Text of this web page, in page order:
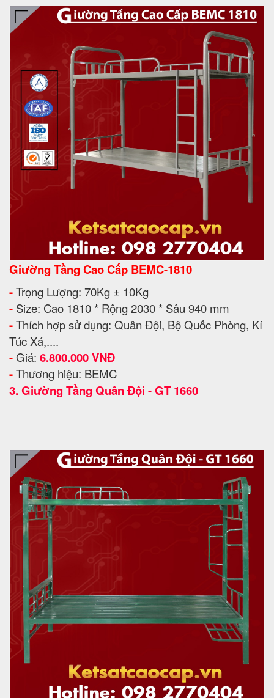
Giường Tầng Cao Cấp BEMC-1810
-Trọng Lượng: 70Kg ± 10Kg
- Size: Cao 1810 * Rộng 2030 * Sâu 940 mm
-Thích hợp sử dụng: Quân Đội, Bộ Quốc Phòng, Kí
Túc Xá,....
- Giá: 6.800.000 VNĐ
-Thương hiệu: BEMC
3. Giường Tầng Quân Đội - GT 1660